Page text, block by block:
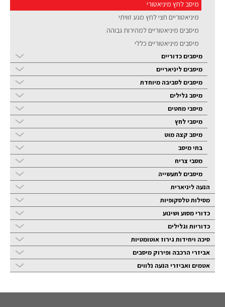
מיסב לחץ מיניאטורי
מיניאטוריים חצי לחץ מגע זוויתי
מיסבים מיניאטוריים למהירות גבוהה
מיסבים מיניאטוריים כללי
מיסבים כדוריים
מיסבים ליניאריים
מיסבים לסביבה מיוחדת
מיסב גלילים
מיסבי מחטים
מיסבי לחץ
מיסב קצה מוט
בתי מיסב
מסבי צריח
מיסבים לתעשייה
הנעה ליניארית
מסילות טלסקופיות
כדורי מסוע ושינוע
כדוריות וגלילים
סיכה ויחידות גירוז אוטומטיות
אביזרי הרכבה ופירוק מיסבים
אטמים ואביזרי הנעה נלווים